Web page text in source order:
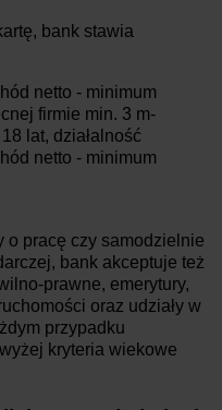
bank stawia
netto - minimum
firmie min. 3 m-
lat, działalność
netto - minimum
o pracę czy samodzielnie
bank akceptuje też
prawne, emerytury,
oraz udziały w
przypadku
kryteria wiekowe